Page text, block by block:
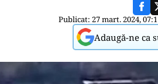
Publicat: 27 mart. 2024,
Adaugă-ne ca